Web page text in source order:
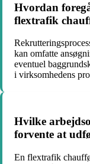
Hvordan
flextrafik
kan omfatte
eventuel
i virksomhedens
Hvilke
forvente at
En flextrafik